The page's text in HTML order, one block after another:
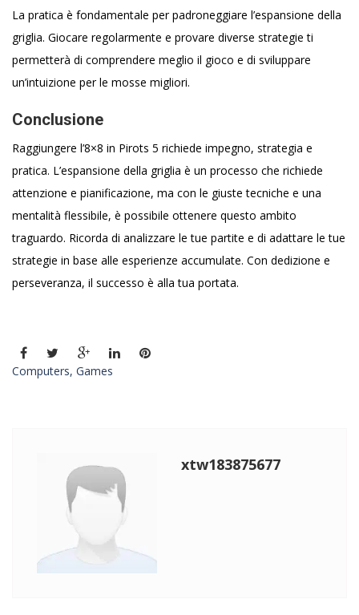
La pratica è fondamentale per padroneggiare l’espansione della
griglia. Giocare regolarmente e provare diverse strategie ti
permetterà di comprendere meglio il gioco e di sviluppare
un’intuizione per le mosse migliori.
Conclusione
Raggiungere l’8×8 in Pirots 5 richiede impegno, strategia e
pratica. L’espansione della griglia è un processo che richiede
attenzione e pianificazione, ma con le giuste tecniche e una
mentalità flessibile, è possibile ottenere questo ambito
traguardo. Ricorda di analizzare le tue partite e di adattare le tue
strategie in base alle esperienze accumulate. Con dedizione e
perseveranza, il successo è alla tua portata.
Computers, Games
xtw183875677